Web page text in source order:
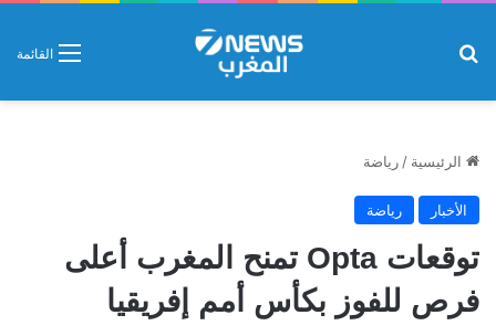
القائمة
الرئيسية / رياضة
الأخبار رياضة
توقعات Opta تمنح المغرب أعلى
فرص للفوز بكأس أمم إفريقيا